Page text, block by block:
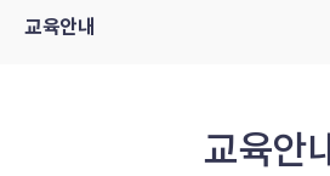
교육안내
교육안